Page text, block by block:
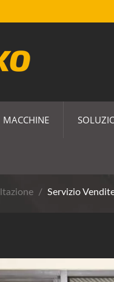
MACCHINE
/ Servizio